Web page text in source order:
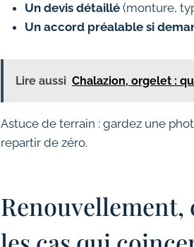
Un devis détaillé (monture,
Un accord préalable si
Lire aussi Chalazion, orgelet :
Astuce de terrain : gardez une
repartir de zéro.
Renouvellement,